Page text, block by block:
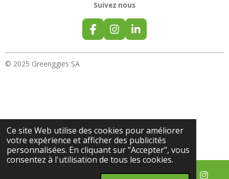
Ce site Web utilise des cookies pour améliorer
votre expérience et afficher des publicités
personnalisées. En cliquant sur "Accepter", vous
consentez à l'utilisation de tous les cookies.
Suivez nous
F
a
c
I
n
s
L
i
n
© 2025 Greenggies SA